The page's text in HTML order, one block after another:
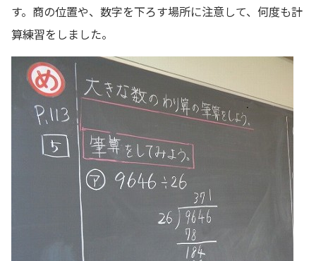
す。商の位置や、数字を下ろす場所に注意して、何度も計
算練習をしました。